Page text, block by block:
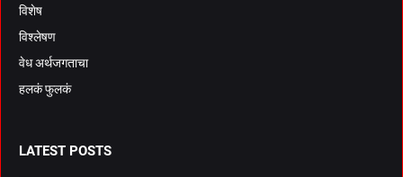
विशेष
विश्लेषण
वेध अर्थजगताचा
हलकं फुलकं
LATEST POSTS